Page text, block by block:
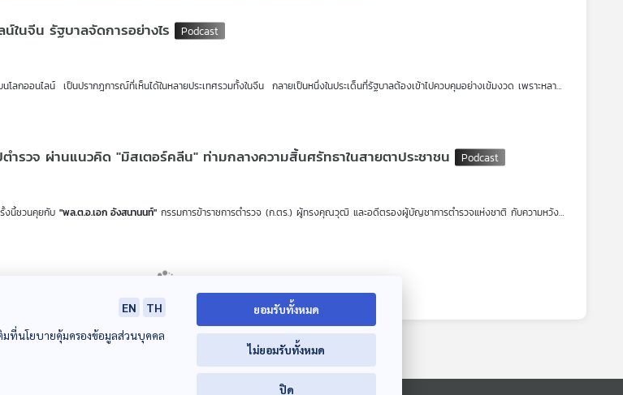
น์ในจีน รัฐบาลจัดการอย่างไร
โลกออนไลน์ เป็นปรากฎการณ์ที่เห็นได้ในหลายประเทศรวมทั้งในจีน กลายเป็นหนึ่งในประเด็นที่รัฐบาลต้องเข้าไปควบคุมอย่างเข้มงวด เพราะหลาย
สู่ปัญหาบานปลาย เช่น การลอกเลียนแบบ ใช้เงินเกินตัว มีหนี้สินหรือหาช่องทางให้ได้เงินมาใช้จ่ายฟุ่มเฟือยด้วยวิธีการไม่ถูกต้อง จนกระทั่งรัฐบาล
มั่งคั่งออนไลน์” มากำกับความประพฤติของชาวจีน
พสต์เหล่านั้นได้กลายเป็นเบาะแสนำสู่การปราบคอร์รัปชันรูปแบบหนึ่งได้อย่างไร
ตำรวจ ผ่านแนวคิด "มิสเตอร์คลีน" ท่ามกลางความสิ้นศรัทธาในสายตาประชาชน
งนี้ชวนคุยกับ"พล.ต.อ.เอก อังสนานนท์" กรรมการข้าราชการตำรวจ (ก.ตร.) ผู้ทรงคุณวุฒิ และอดีตรองผู้บัญชาการตำรวจแห่งชาติ กับความหวัง
ม ความท้าทายในการปรับเปลี่ยนเพื่อตอบโจทย์ประชาชน และหัวใจสำคัญของการปฏิรูป ท่ามกลางปัญหาต่าง ๆ ที่ทำให้ประชาชนต่างสิ้นศรัทธาใน
EN
TH
มที่นโยบายคุ้มครองข้อมูลส่วนบุคคล
ยอมรับทั้งหมด
ไม่ยอมรับทั้งหมด
ปิด